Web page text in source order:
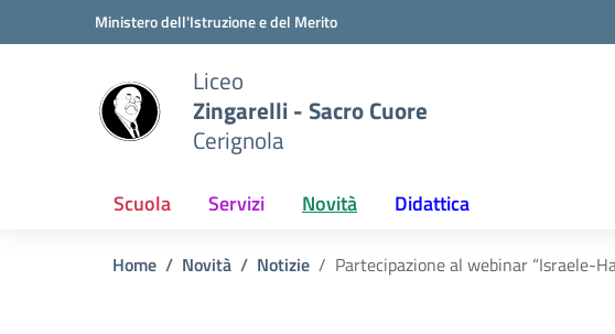
Vai ai contenuti
Vai al menu di navigazioneMinistero dell'Istruzione e del Merito
Liceo
Zingarelli - Sacro Cuore
Cerignola
Scuola Servizi Novità Didattica
Home Novità Notizie Partecipazione al webinar “Israele-